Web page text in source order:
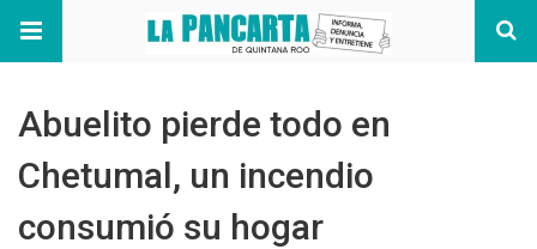
Abuelito pierde todo en
Chetumal, un incendio
consumió su hogar